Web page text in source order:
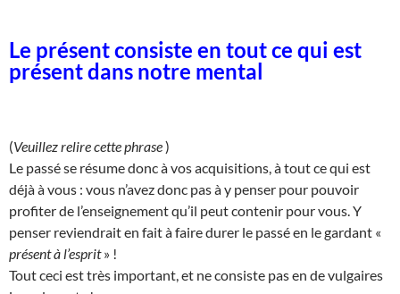
Le présent consiste en tout ce qui est
présent dans notre mental
(Veuillez relire cette phrase)
Le passé se résume donc à vos acquisitions, à tout ce qui est
déjà à vous : vous n’avez donc pas à y penser pour pouvoir
profiter de l’enseignement qu’il peut contenir pour vous. Y
penser reviendrait en fait à faire durer le passé en le gardant «
présent à l’esprit» !
Tout ceci est très important, et ne consiste pas en de vulgaires